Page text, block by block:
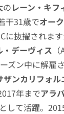
のレーン・キフ
干31歳でオー
に抜擢されま
・デーヴィス
ズン中に解雇
ザンカリフォル
年までアラ
して活躍。